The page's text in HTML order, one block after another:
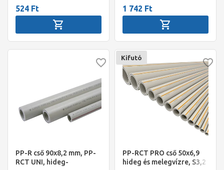
524 Ft 1 742 Ft
PP-R cső 90x8,2 mm, PP-
RCT UNI, hideg-
PP-RCT PRO cső 50x6,9
hideg és melegvízre, S3,2
Kifutó